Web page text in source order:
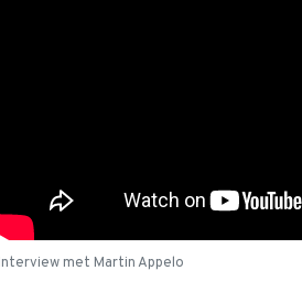
Interview met Martin Appelo